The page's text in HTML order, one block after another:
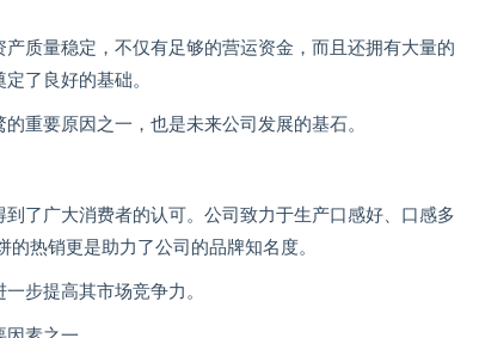
质量稳定，不仅有足够的营运资金，而且还拥有大量的
了良好的基础。
重要原因之一，也是未来公司发展的基石。
了广大消费者的认可。公司致力于生产口感好、口感多
热销更是助力了公司的品牌知名度。
步提高其市场竞争力。